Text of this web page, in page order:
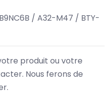
/ A32-M47 / BTY-
produit ou votre
Nous ferons de